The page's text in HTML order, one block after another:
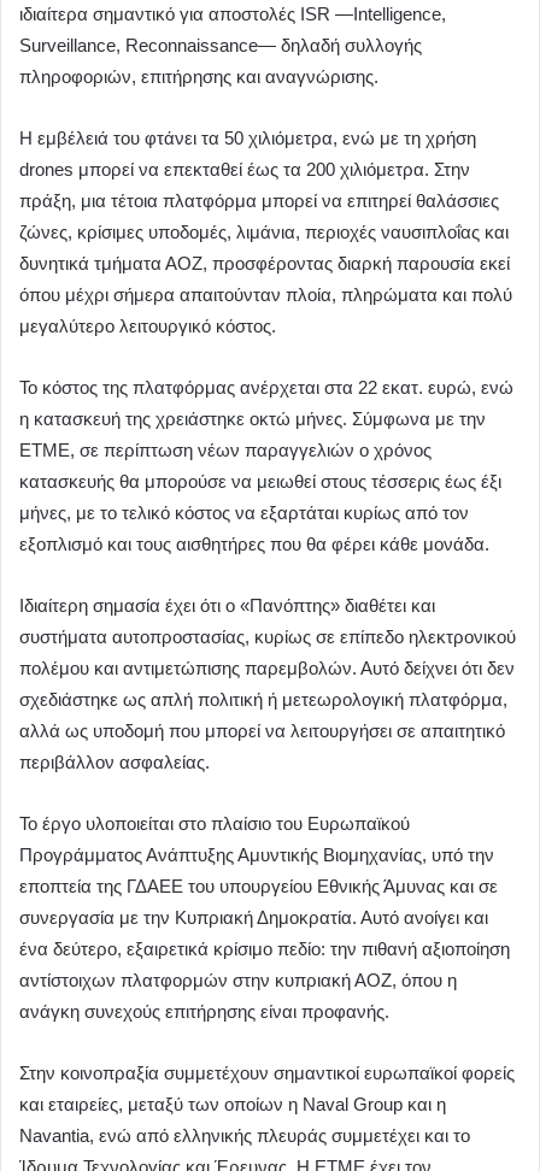
ιδιαίτερα σημαντικό για αποστολές ISR —Intelligence,
Surveillance, Reconnaissance— δηλαδή συλλογής
πληροφοριών, επιτήρησης και αναγνώρισης.
Η εμβέλειά του φτάνει τα 50 χιλιόμετρα, ενώ με τη χρήση
drones μπορεί να επεκταθεί έως τα 200 χιλιόμετρα. Στην
πράξη, μια τέτοια πλατφόρμα μπορεί να επιτηρεί θαλάσσιες
ζώνες, κρίσιμες υποδομές, λιμάνια, περιοχές ναυσιπλοΐας και
δυνητικά τμήματα ΑΟΖ, προσφέροντας διαρκή παρουσία εκεί
όπου μέχρι σήμερα απαιτούνταν πλοία, πληρώματα και πολύ
μεγαλύτερο λειτουργικό κόστος.
Το κόστος της πλατφόρμας ανέρχεται στα 22 εκατ. ευρώ, ενώ
η κατασκευή της χρειάστηκε οκτώ μήνες. Σύμφωνα με την
ΕΤΜΕ, σε περίπτωση νέων παραγγελιών ο χρόνος
κατασκευής θα μπορούσε να μειωθεί στους τέσσερις έως έξι
μήνες, με το τελικό κόστος να εξαρτάται κυρίως από τον
εξοπλισμό και τους αισθητήρες που θα φέρει κάθε μονάδα.
Ιδιαίτερη σημασία έχει ότι ο «Πανόπτης» διαθέτει και
συστήματα αυτοπροστασίας, κυρίως σε επίπεδο ηλεκτρονικού
πολέμου και αντιμετώπισης παρεμβολών. Αυτό δείχνει ότι δεν
σχεδιάστηκε ως απλή πολιτική ή μετεωρολογική πλατφόρμα,
αλλά ως υποδομή που μπορεί να λειτουργήσει σε απαιτητικό
περιβάλλον ασφαλείας.
Το έργο υλοποιείται στο πλαίσιο του Ευρωπαϊκού
Προγράμματος Ανάπτυξης Αμυντικής Βιομηχανίας, υπό την
εποπτεία της ΓΔΑΕΕ του υπουργείου Εθνικής Άμυνας και σε
συνεργασία με την Κυπριακή Δημοκρατία. Αυτό ανοίγει και
ένα δεύτερο, εξαιρετικά κρίσιμο πεδίο: την πιθανή αξιοποίηση
αντίστοιχων πλατφορμών στην κυπριακή ΑΟΖ, όπου η
ανάγκη συνεχούς επιτήρησης είναι προφανής.
Στην κοινοπραξία συμμετέχουν σημαντικοί ευρωπαϊκοί φορείς
και εταιρείες, μεταξύ των οποίων η Naval Group και η
Navantia, ενώ από ελληνικής πλευράς συμμετέχει και το
Ίδρυμα Τεχνολογίας και Έρευνας. Η ΕΤΜΕ έχει τον